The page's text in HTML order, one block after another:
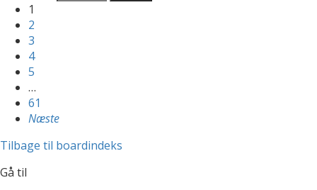
1
2
3
4
5
…
61
Næste
Tilbage til boardindeks
Gå til